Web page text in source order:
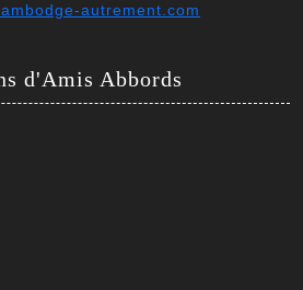
autrement.com
d'Amis Abbords